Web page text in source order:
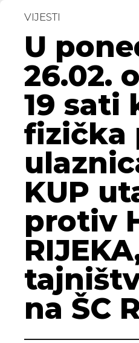
VIJESTI
U
26.02.
19 sati
fizička
KUP
protiv
na ŠC